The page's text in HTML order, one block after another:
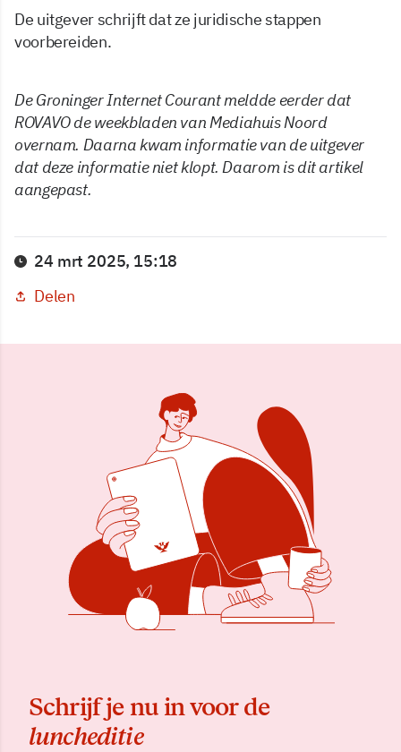
De uitgever schrijft dat ze juridische stappen
voorbereiden.
De Groninger Internet Courant meldde eerder dat
ROVAVO de weekbladen van Mediahuis Noord
overnam. Daarna kwam informatie van de uitgever
dat deze informatie niet klopt. Daarom is dit artikel
aangepast.
24 mrt 2025, 15:18
Delen
Schrijf je nu in voor de
luncheditie